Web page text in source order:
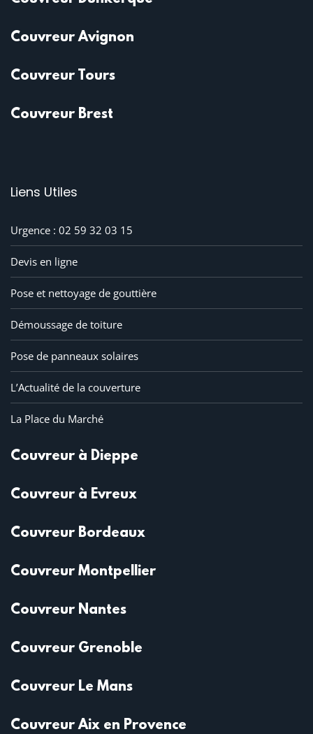
Couvreur Avignon
Couvreur Tours
Couvreur Brest
Liens Utiles
Urgence : 02 59 32 03 15
Devis en ligne
Pose et nettoyage de gouttière
Démoussage de toiture
Pose de panneaux solaires
L’Actualité de la couverture
La Place du Marché
Couvreur à Dieppe
Couvreur à Evreux
Couvreur Bordeaux
Couvreur Montpellier
Couvreur Nantes
Couvreur Grenoble
Couvreur Le Mans
Couvreur Aix en Provence